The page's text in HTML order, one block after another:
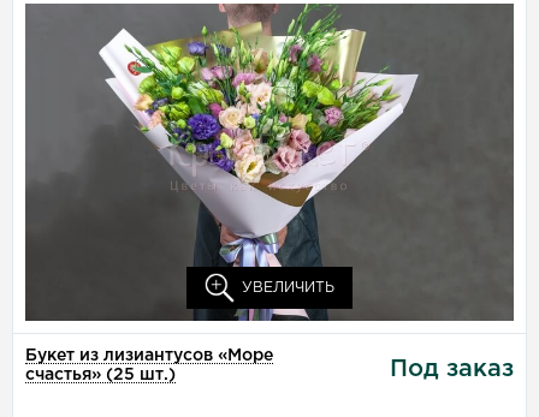
УВЕЛИЧИТЬ
Букет из лизиантусов «Море
счастья» (25 шт.)
Под заказ
Букет из лизиантусов
«Море счастья» (25 шт.)
Лизиантус, 25 шт., цвет микс,
упаковка.
-